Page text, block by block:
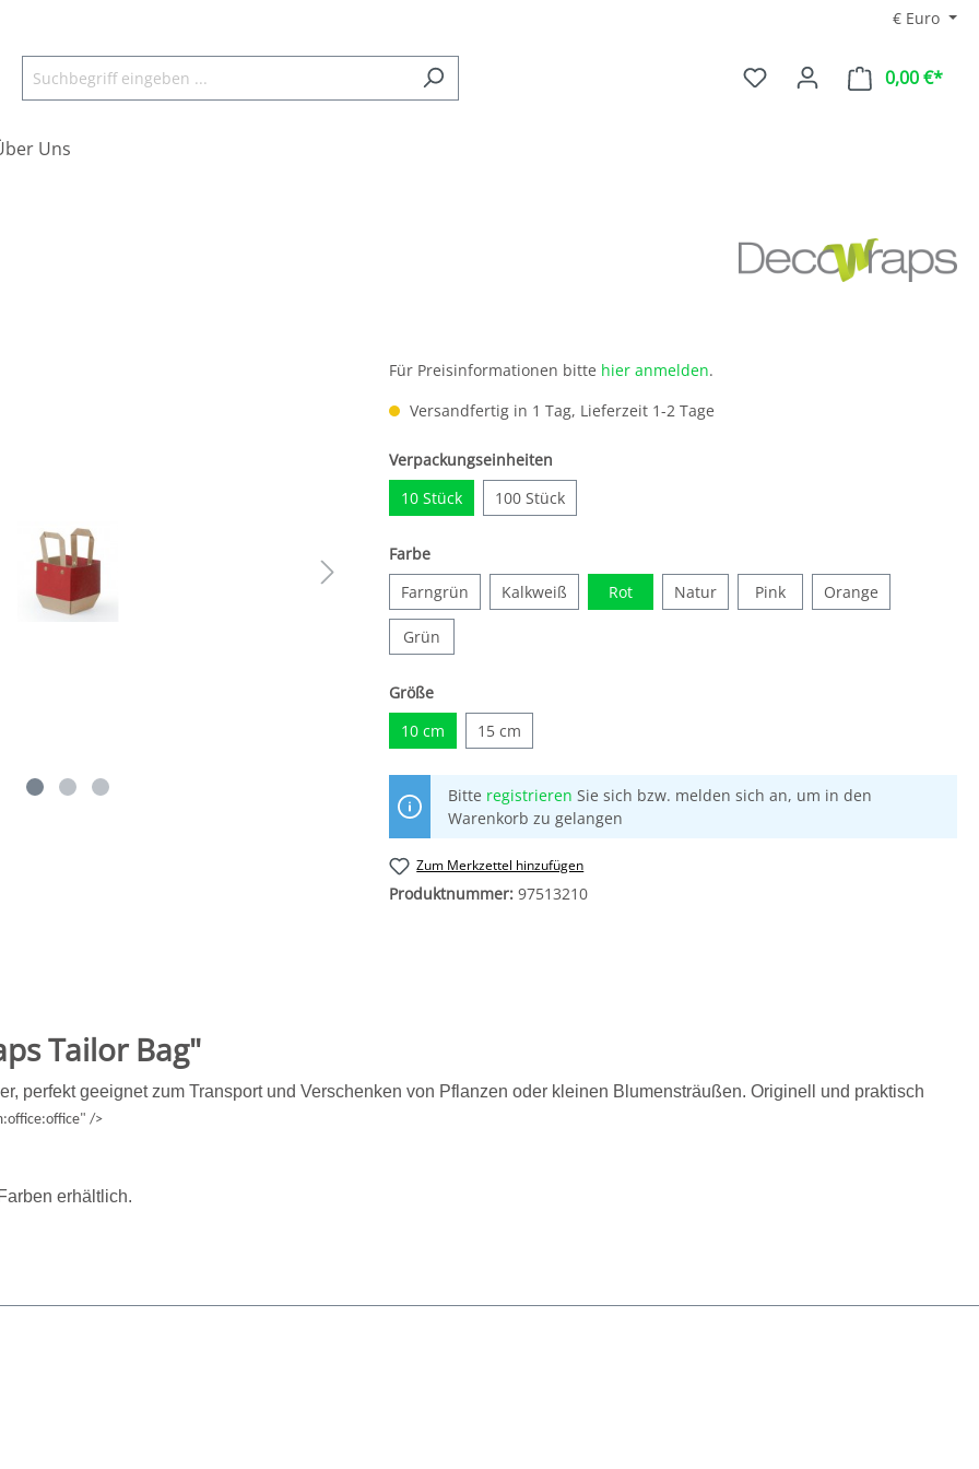
€ Euro
0,00 €*
Uns
Für Preisinformationen bitte hier anmelden.
Versandfertig in 1 Tag, Lieferzeit 1-2 Tage
Verpackungseinheiten
10 Stück
100 Stück
Farbe
Farngrün
Kalkweiß Rot Natur Pink Orange
Grün
Größe
10 cm
15 cm
Bitte registrieren Sie sich bzw. melden sich an, um in den
Warenkorb zu gelangen
Zum Merkzettel hinzufügen
Produktnummer: 97513210
Tailor Bag"
perfekt geeignet zum Transport und Verschenken von Pflanzen oder kleinen Blumensträußen. Originell und praktisch
/>
erhältlich.